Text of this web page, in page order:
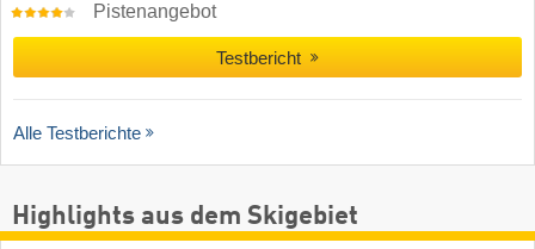
Pistenangebot
Testbericht
Alle Testberichte
Highlights aus dem Skigebiet